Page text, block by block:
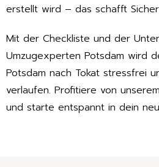
erstellt wird – das schafft
Mit der Checkliste und der
Umzugexperten Potsdam wird
Potsdam nach Tokat stressfrei
verlaufen. Profitiere von
und starte entspannt in dein